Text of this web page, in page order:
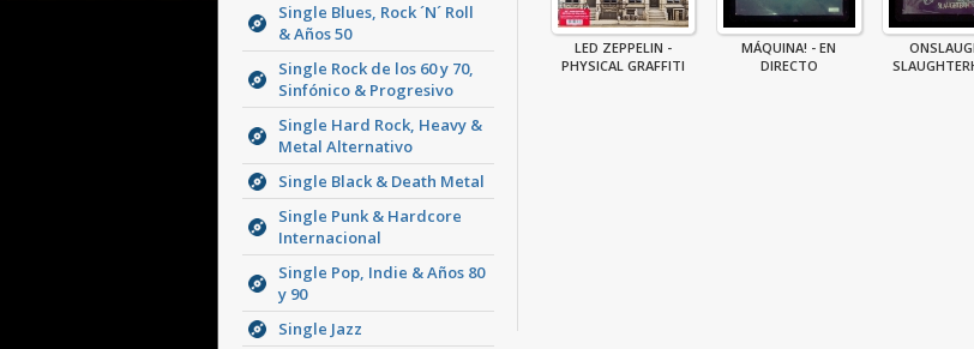
Single Blues, Rock ´N´ Roll
& Años 50
Single Rock de los 60 y 70,
Sinfónico & Progresivo
Single Hard Rock, Heavy &
Metal Alternativo
Single Black & Death Metal
Single Punk & Hardcore
Internacional
Single Pop, Indie & Años 80
y 90
Single Jazz
LED ZEPPELIN -
PHYSICAL GRAFFITI
MÁQUINA! - EN
DIRECTO